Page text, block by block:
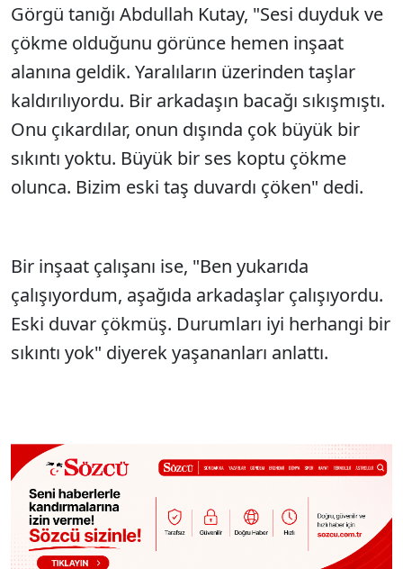
Görgü tanığı Abdullah Kutay, "Sesi duyduk ve
çökme olduğunu görünce hemen inşaat
alanına geldik. Yaralıların üzerinden taşlar
kaldırılıyordu. Bir arkadaşın bacağı sıkışmıştı.
Onu çıkardılar, onun dışında çok büyük bir
sıkıntı yoktu. Büyük bir ses koptu çökme
olunca. Bizim eski taş duvardı çöken" dedi.
Bir inşaat çalışanı ise, "Ben yukarıda
çalışıyordum, aşağıda arkadaşlar çalışıyordu.
Eski duvar çökmüş. Durumları iyi herhangi bir
sıkıntı yok" diyerek yaşananları anlattı.